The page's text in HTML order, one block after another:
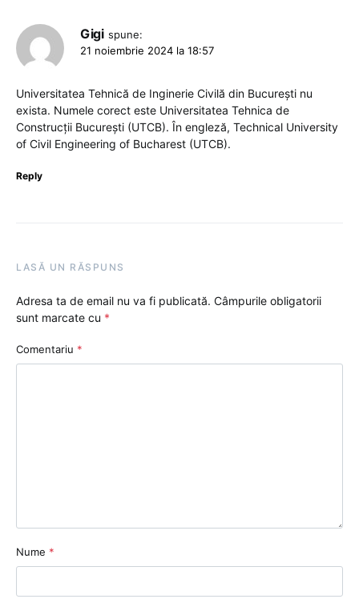
Gigi spune:
21 noiembrie 2024 la 18:57
Universitatea Tehnică de Inginerie Civilă din București nu
exista. Numele corect este Universitatea Tehnica de
Construcții București (UTCB). În engleză, Technical University
of Civil Engineering of Bucharest (UTCB).
Reply
LASĂ UN RĂSPUNS
Adresa ta de email nu va fi publicată. Câmpurile obligatorii
sunt marcate cu *
Comentariu *
Nume *